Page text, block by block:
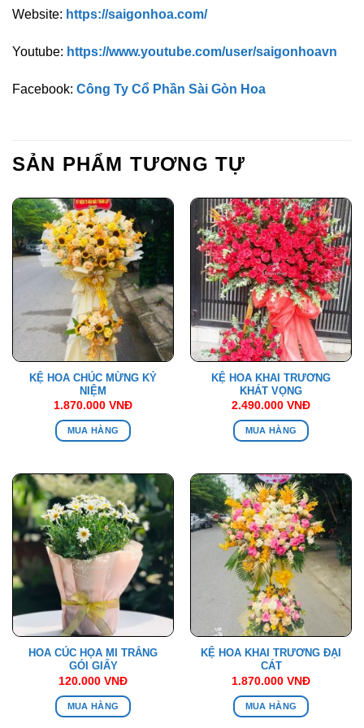
Website: https://saigonhoa.com/
Youtube: https://www.youtube.com/user/saigonhoavn
Facebook: Công Ty Cổ Phần Sài Gòn Hoa
SẢN PHẨM TƯƠNG TỰ
KỆ HOA CHÚC MỪNG KỶ
NIỆM
1.870.000 VNĐ
MUA HÀNG
KỆ HOA KHAI TRƯƠNG
KHÁT VỌNG
2.490.000 VNĐ
MUA HÀNG
HOA CÚC HỌA MI TRẮNG
GÓI GIẤY
120.000 VNĐ
MUA HÀNG
KỆ HOA KHAI TRƯƠNG ĐẠI
CÁT
1.870.000 VNĐ
MUA HÀNG